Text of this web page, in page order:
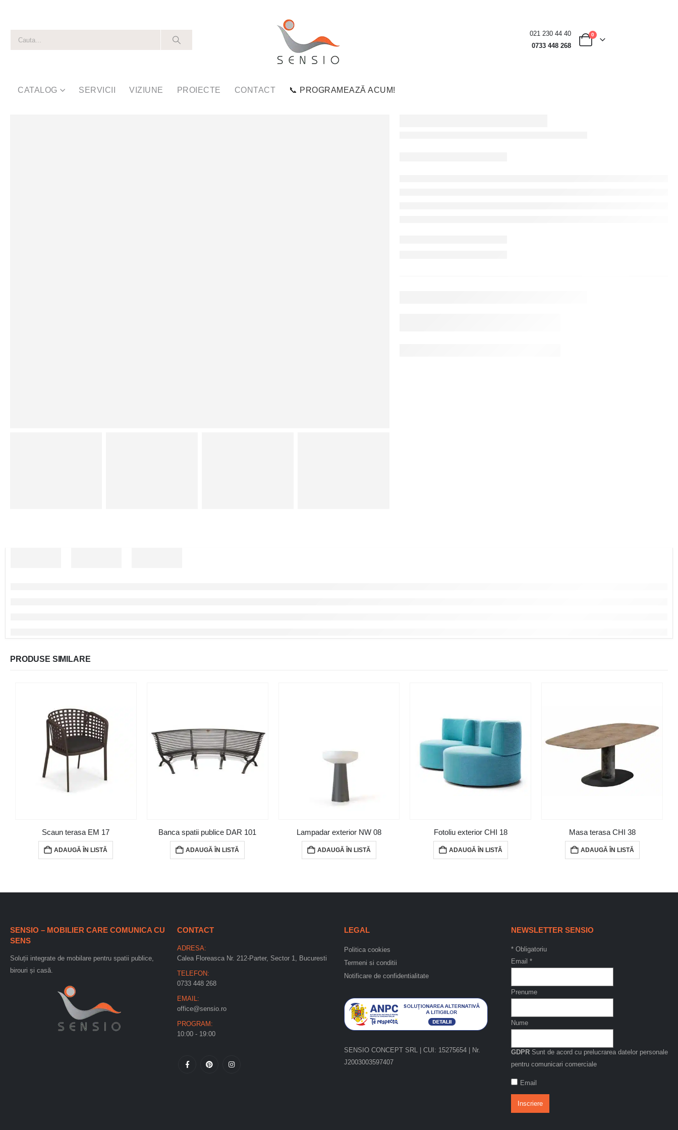
021 230 44 40
0733 448 268
0
CATALOG SERVICII VIZIUNE PROIECTE CONTACT 📞 PROGRAMEAZĂ ACUM!
PRODUSE SIMILARE
Scaun terasa EM 17
ADAUGĂ ÎN LISTĂ
Banca spatii publice DAR 101
ADAUGĂ ÎN LISTĂ
Lampadar exterior NW 08
ADAUGĂ ÎN LISTĂ
Fotoliu exterior CHI 18
ADAUGĂ ÎN LISTĂ
Masa terasa CHI 38
ADAUGĂ ÎN LISTĂ
SENSIO – MOBILIER CARE COMUNICA CU
SENS
Soluții integrate de mobilare pentru spatii publice,
birouri și casă.
CONTACT
ADRESA:
Calea Floreasca Nr. 212-Parter, Sector 1, Bucuresti
TELEFON:
0733 448 268
EMAIL:
office@sensio.ro
PROGRAM:
10:00 - 19:00
LEGAL
Politica cookies
Termeni si conditii
Notificare de confidentialitate
SENSIO CONCEPT SRL | CUI: 15275654 | Nr.
J2003003597407
NEWSLETTER SENSIO
* Obligatoriu
Email *
Prenume
Nume
GDPR Sunt de acord cu prelucrarea datelor personale
pentru comunicari comerciale
Email